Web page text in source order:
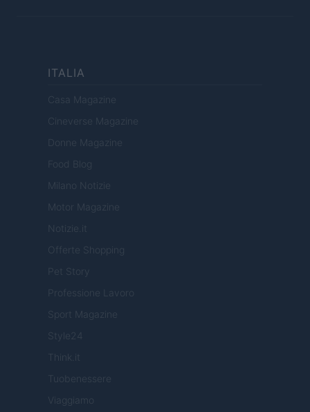
ITALIA
Casa Magazine
Cineverse Magazine
Donne Magazine
Food Blog
Milano Notizie
Motor Magazine
Notizie.it
Offerte Shopping
Pet Story
Professione Lavoro
Sport Magazine
Style24
Think.it
Tuobenessere
Viaggiamo